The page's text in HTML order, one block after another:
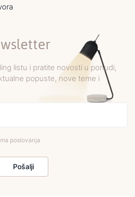
listu i pratite novosti u ponudi,
popuste, nove teme i
poslovanja
Pošalji